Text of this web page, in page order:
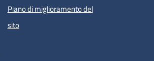
Piano di miglioramento del
sito